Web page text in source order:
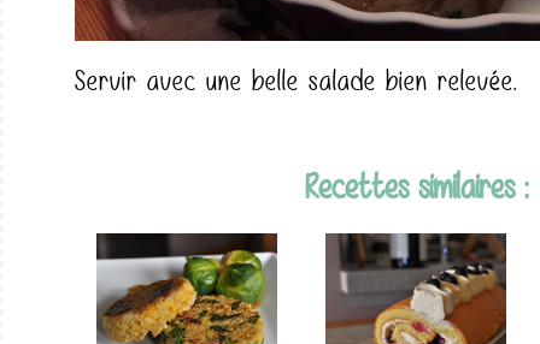
Servir avec une belle salade bien relevée.
Recettes similaires :